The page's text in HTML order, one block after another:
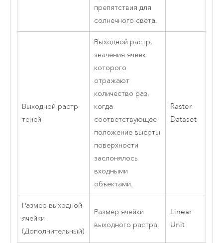
препятствия для
солнечного света.
Выходной растр
теней
Выходной растр,
значения ячеек
которого
отражают
количество раз,
когда
соответствующее
положение высоты
поверхности
заслонялось
входными
объектами.
Raster
Dataset
Размер выходной
ячейки
(Дополнительный)
Размер ячейки
выходного растра.
Linear
Unit